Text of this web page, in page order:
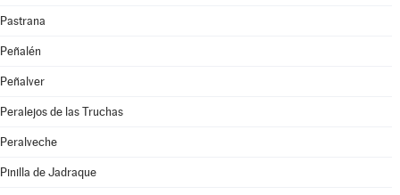
Pastrana
Peñalén
Peñalver
Peralejos de las Truchas
Peralveche
Pinilla de Jadraque